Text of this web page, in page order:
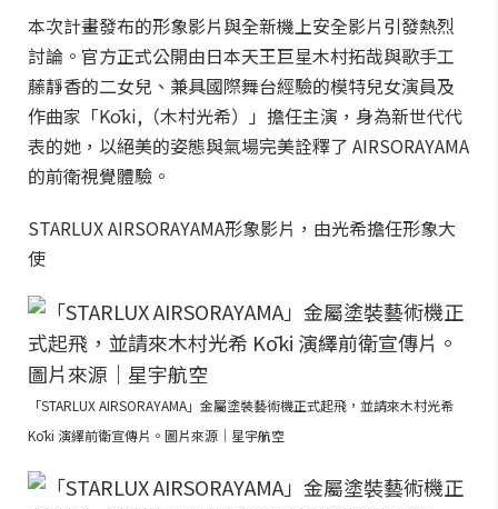
本次計畫發布的形象影片與全新機上安全影片引發熱烈
討論。官方正式公開由日本天王巨星木村拓哉與歌手工
藤靜香的二女兒、兼具國際舞台經驗的模特兒女演員及
作曲家「Kōki,（木村光希）」擔任主演，身為新世代代
表的她，以絕美的姿態與氣場完美詮釋了 AIRSORAYAMA
的前衛視覺體驗。
STARLUX AIRSORAYAMA形象影片，由光希擔任形象大
使
「STARLUX AIRSORAYAMA」金屬塗裝藝術機正式起飛，並請來木村光希
Kōki 演繹前衛宣傳片。圖片來源｜星宇航空